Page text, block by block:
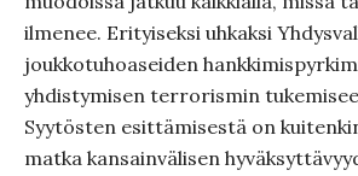
ilmenee. Erityiseksi uhkaksi
joukkotuhoaseiden
yhdistymisen terrorismin
Syytösten esittämisestä on
matka kansainvälisen